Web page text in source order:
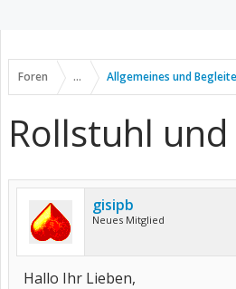
Foren ... Allgemeines und
Rollstuhl
gisipb
Neues Mitglied
Hallo Ihr Lieben,